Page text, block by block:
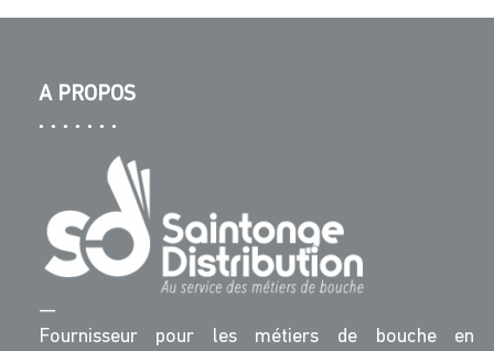
A PROPOS
—
Fournisseur pour les métiers de bouche en